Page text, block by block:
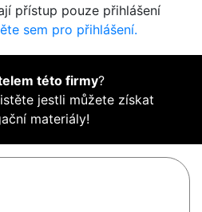
přístup pouze přihlášení
sem pro přihlášení.
této firmy?
jestli můžete získat
materiály!